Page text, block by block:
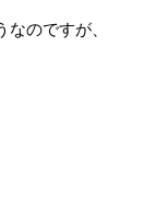
のですが、